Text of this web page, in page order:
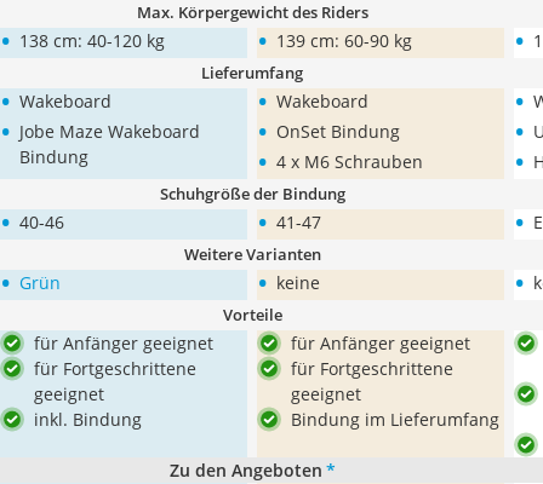
Max. Körpergewicht des Riders
• 138 cm: 40-120 kg • 139 cm: 60-90 kg •
Lieferumfang
• Wakeboard
• Jobe Maze Wakeboard
Bindung
• Wakeboard
• OnSet Bindung
• 4 x M6 Schrauben
•
•
•
Schuhgröße der Bindung
• 40-46 • 41-47 •
Weitere Varianten
• Grün • keine •
Vorteile
für Anfänger geeignet
für Fortgeschrittene
geeignet
inkl. Bindung
für Anfänger geeignet
für Fortgeschrittene
geeignet
Bindung im Lieferumfang
Zu den Angeboten *